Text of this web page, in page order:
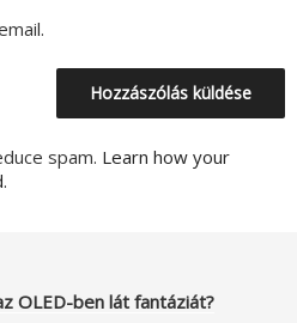
spam. Learn how your
OLED-ben lát fantáziát?